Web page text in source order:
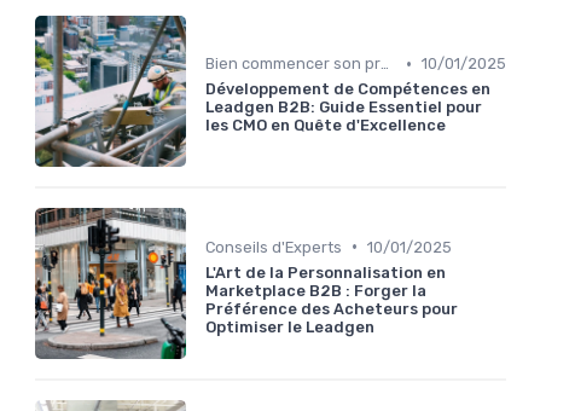
Bien commencer son projet • 10/01/2025
Développement de Compétences en
Leadgen B2B: Guide Essentiel pour
les CMO en Quête d'Excellence
Conseils d'Experts • 10/01/2025
L'Art de la Personnalisation en
Marketplace B2B : Forger la
Préférence des Acheteurs pour
Optimiser le Leadgen